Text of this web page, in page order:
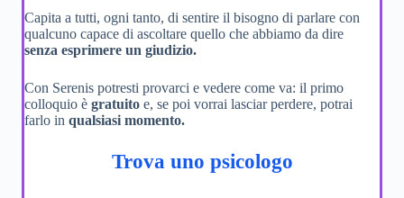
Capita a tutti, ogni tanto, di sentire il bisogno di parlare con
qualcuno capace di ascoltare quello che abbiamo da dire
senza esprimere un giudizio.
Con Serenis potresti provarci e vedere come va: il primo
colloquio è gratuito e, se poi vorrai lasciar perdere, potrai
farlo in qualsiasi momento.
Trova uno psicologo